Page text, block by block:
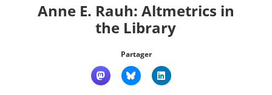
Anne E. Rauh: Altmetrics in
the Library
Partager